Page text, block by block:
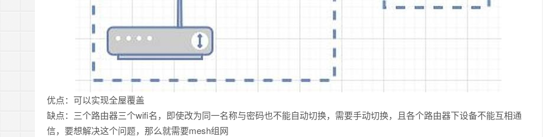
优点：可以实现全屋覆盖
缺点：三个路由器三个wifi名，即使改为同一名称与密码也不能自动切换，需要手动切换，且各个路由器下设备不能互相通
信，要想解决这个问题，那么就需要mesh组网